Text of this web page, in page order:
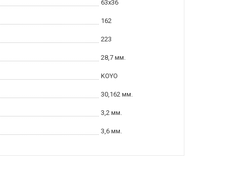
63x36
162
223
28,7 мм.
KOYO
30,162 мм.
3,2 мм.
3,6 мм.